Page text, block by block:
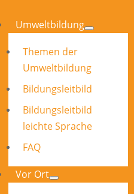
Umweltbildung
Themen der
Umweltbildung
Bildungsleitbild
Bildungsleitbild
leichte Sprache
FAQ
Vor Ort